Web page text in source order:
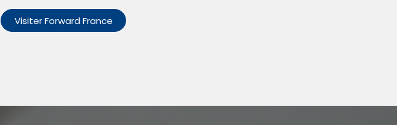
Visiter Forward France